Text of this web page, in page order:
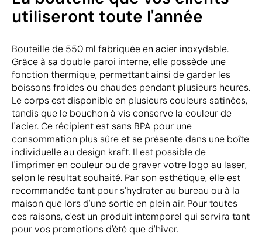
utiliseront toute l'année
Bouteille de 550 ml fabriquée en acier inoxydable.
Grâce à sa double paroi interne, elle possède une
fonction thermique, permettant ainsi de garder les
boissons froides ou chaudes pendant plusieurs heures.
Le corps est disponible en plusieurs couleurs satinées,
tandis que le bouchon à vis conserve la couleur de
l'acier. Ce récipient est sans BPA pour une
consommation plus sûre et se présente dans une boîte
individuelle au design kraft. Il est possible de
l'imprimer en couleur ou de graver votre logo au laser,
selon le résultat souhaité. Par son esthétique, elle est
recommandée tant pour s'hydrater au bureau ou à la
maison que lors d'une sortie en plein air. Pour toutes
ces raisons, c'est un produit intemporel qui servira tant
pour vos promotions d'été que d'hiver.